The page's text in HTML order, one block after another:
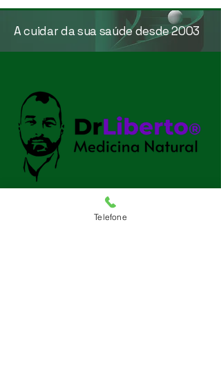
A cuidar da sua saúde desde 2003
969 990 656|
geral@drliberto.pt
Telefone